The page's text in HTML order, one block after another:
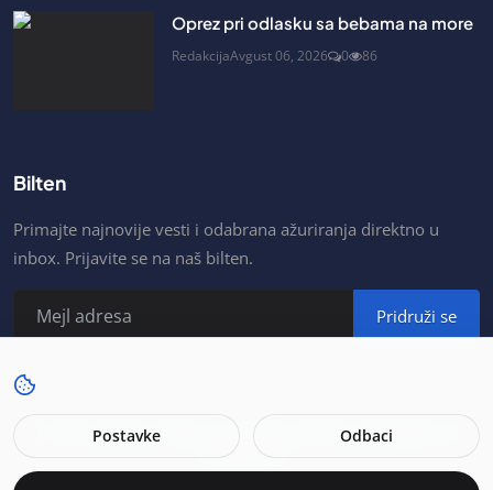
Oprez pri odlasku sa bebama na more
RedakcijaAvgust 06, 2026 0 86
Bilten
Primajte najnovije vesti i odabrana ažuriranja direktno u
inbox. Prijavite se na naš bilten.
Pridruži se
© 2026. Portal As Šabac. All rights reserved. Developer by
Postavke Odbaci